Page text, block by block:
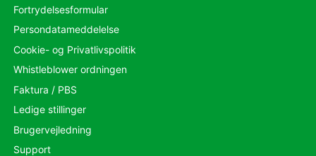
Fortrydelsesformular
Persondatameddelelse
Cookie- og Privatlivspolitik
Whistleblower ordningen
Faktura / PBS
Ledige stillinger
Brugervejledning
Support